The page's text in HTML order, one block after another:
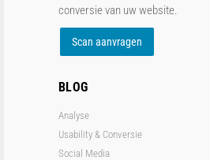
conversie van uw website.
Scan aanvragen
BLOG
Analyse
Usability & Conversie
Social Media